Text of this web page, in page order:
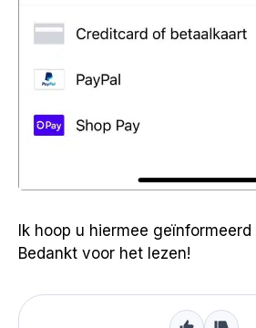
Ik hoop u hiermee geïnformeerd
Bedankt voor het lezen!